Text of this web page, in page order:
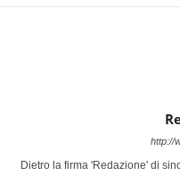
http://
Dietro la firma 'Redazione' di